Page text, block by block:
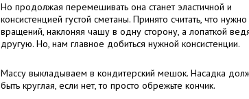
Но продолжая перемешивать она станет эластичной и
консистенцией густой сметаны. Принято считать, что
вращений, наклоняя чашу в одну сторону, а лопаткой
другую. Но, нам главное добиться нужной консистенции.
Массу выкладываем в кондитерский мешок. Насадка
быть круглая, если нет, то просто обрежьте кончик.